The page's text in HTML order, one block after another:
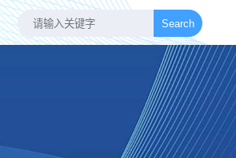
Search